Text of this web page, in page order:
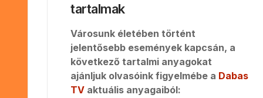
tartalmak
Városunk életében történt
jelentősebb események kapcsán, a
következő tartalmi anyagokat
ajánljuk olvasóink figyelmébe a Dabas
TV aktuális anyagaiból: